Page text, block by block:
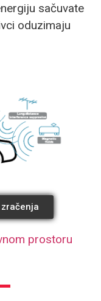
sačuvate
oduzimaju
prostoru